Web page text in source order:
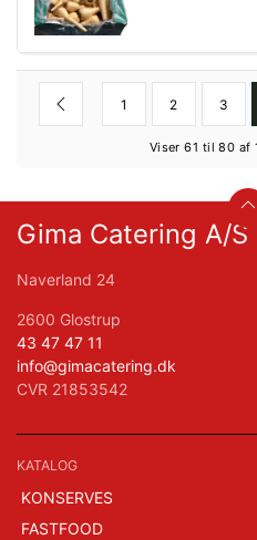
1 2 3
Viser 61 til 80 af
Gima Catering A/S
Naverland 24
2600 Glostrup
43 47 47 11
info@gimacatering.dk
CVR 21853542
KATALOG
KONSERVES
FASTFOOD